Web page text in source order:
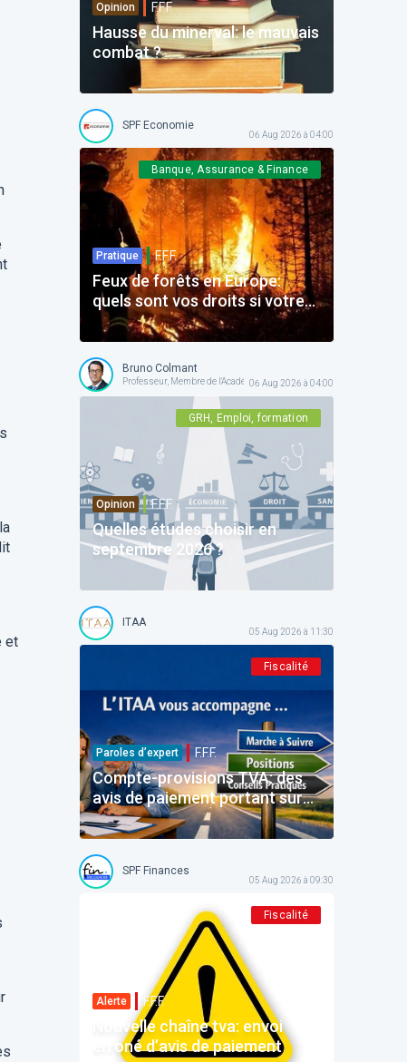
et
Opinion F.F.F.
Hausse du minerval: le mauvais
combat ?
SPF Economie
06 Aug 2026 à 04:00
Banque, Assurance & Finance
Pratique F.F.F.
Feux de forêts en Europe:
quels sont vos droits si votre
voyage est impacté ?
Bruno Colmant
Professeur, Membre de l'Académie Royale06 Aug 2026 à 04:00
GRH, Emploi, formation
Opinion F.F.F.
Quelles études choisir en
septembre 2026 ?
ITAA
05 Aug 2026 à 11:30
Fiscalité
Paroles d’expert F.F.F.
Compte-provisions TVA: des
avis de paiement portant sur
des montants déjà payés
SPF Finances
05 Aug 2026 à 09:30
Fiscalité
Alerte F.F.F.
Nouvelle chaîne tva: envoi
erroné d’avis de paiement